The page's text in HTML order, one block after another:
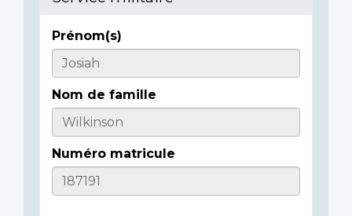
Casualty
Details
Prénom(s)
Nom de famille
Numéro matricule